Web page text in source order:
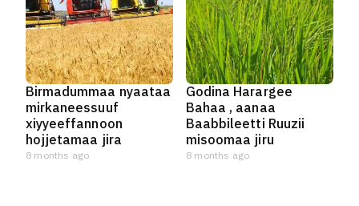
Birmadummaa nyaataa
mirkaneessuuf
xiyyeeffannoon
hojjetamaa jira
8 months ago
Godina Harargee
Bahaa , aanaa
Baabbileetti Ruuzii
misoomaa jiru
8 months ago